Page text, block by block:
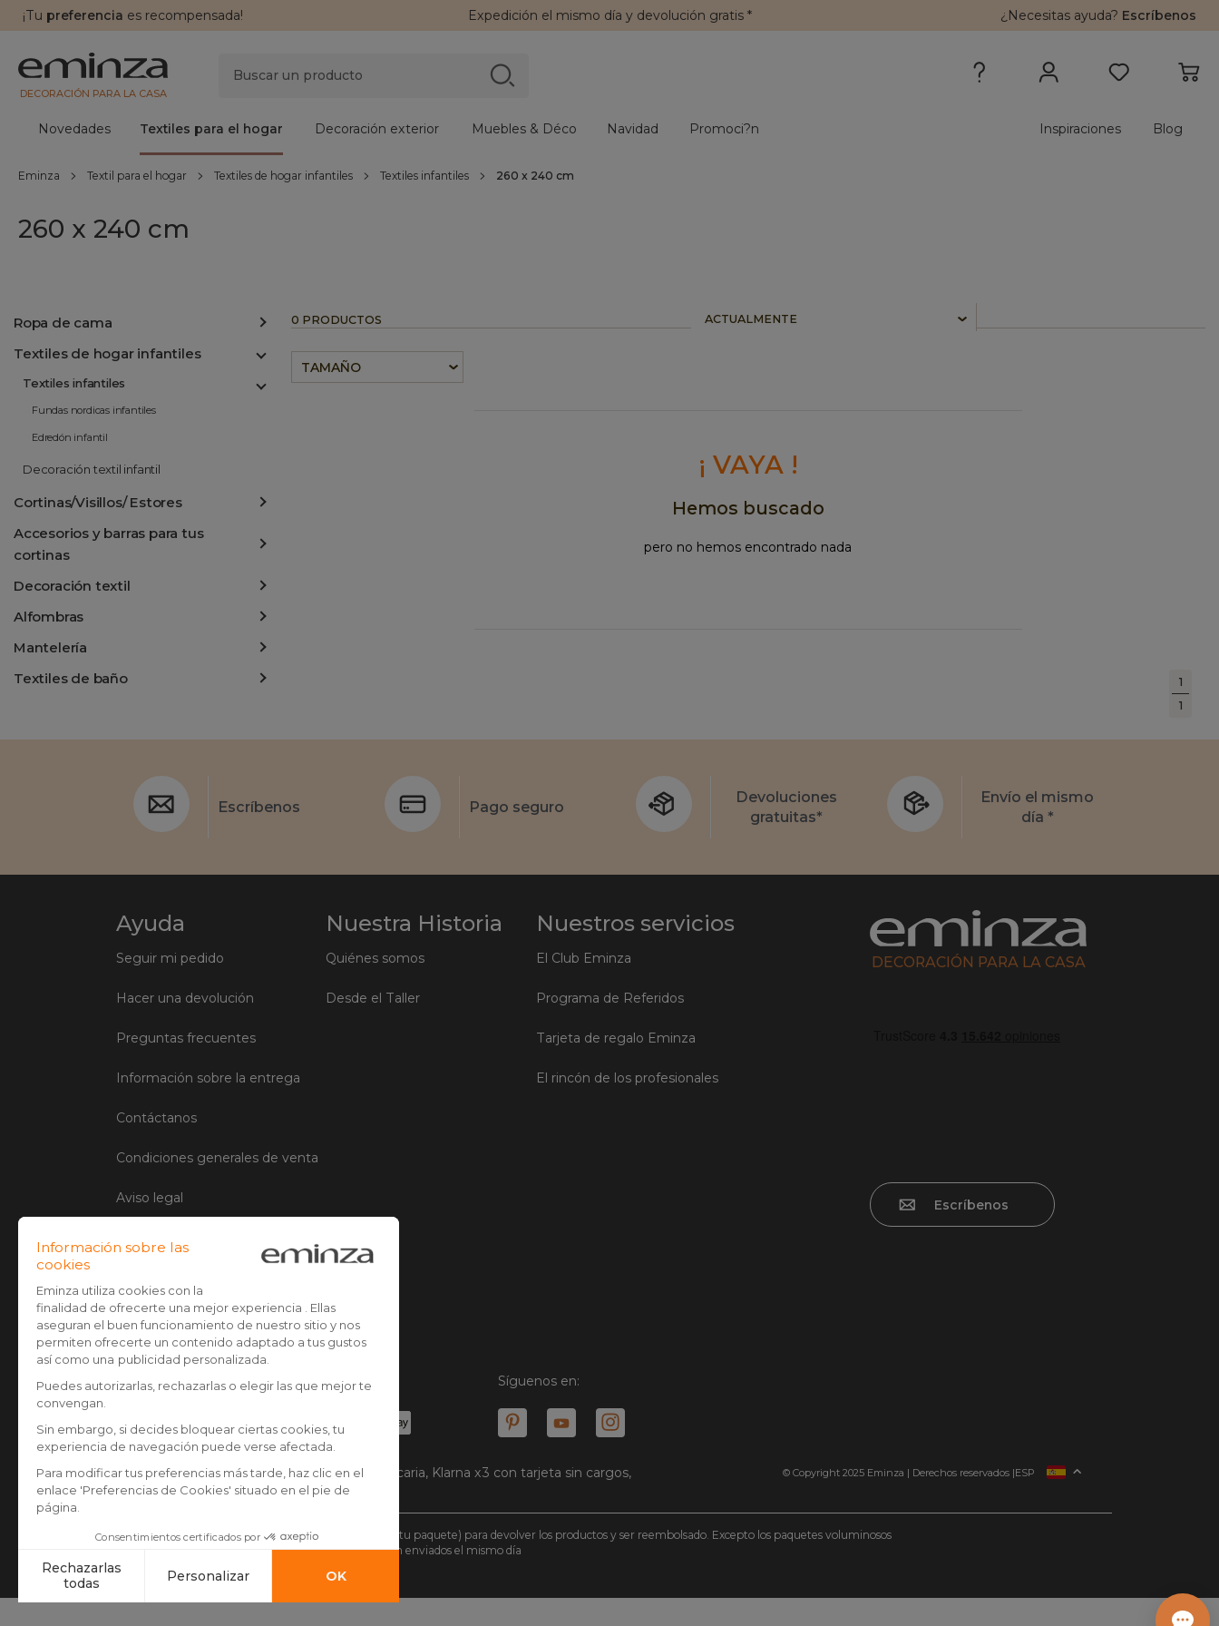
¡Tu preferencia es recompensada! Expedición el mismo día y devolución gratis* ¿Necesitas ayuda? Escríbenos
DECORACIÓN PARA LA CASA
Novedades Textiles para el hogar Decoración exterior Muebles & Déco Navidad Promoci?n Inspiraciones Blog
Eminza Textil para el hogar Textiles de hogar infantiles Textiles infantiles 260 x 240 cm
260 x 240 cm
Ropa de cama
Textiles de hogar infantiles
Textiles infantiles
Fundas nordicas infantiles
Edredón infantil
Decoración textil infantil
Cortinas/Visillos/ Estores
Accesorios y barras para tus
cortinas
Decoración textil
Alfombras
Mantelería
Textiles de baño
0 PRODUCTOS ACTUALMENTE
TAMAÑO
1
1
¡ VAYA !
Hemos buscado
pero no hemos encontrado nada
Escríbenos Pago seguro
Devoluciones
gratuitas*
Envío el mismo
día *
Ayuda
Seguir mi pedido
Hacer una devolución
Preguntas frecuentes
Información sobre la entrega
Contáctanos
Condiciones generales de venta
Aviso legal
Nuestra Historia
Quiénes somos
Desde el Taller
Nuestros servicios
El Club Eminza
Programa de Referidos
Tarjeta de regalo Eminza
El rincón de los profesionales
DECORACIÓN PARA LA CASA
Escríbenos
Pago seguro Síguenos en:
Tarjeta de crédito, Paypal, Transferencia bancaria, Klarna x3 con tarjeta sin cargos,
Google/Apple pay
© Copyright 2025 Eminza | Derechos reservados |
FRANCIA
ESP
* Tienes 30 días (a patir de la recepción o recogida de tu paquete) para devolver los productos y ser reembolsado. Excepto los paquetes voluminosos
** Todos los pedidos realizados antes de las 14:00 h son enviados el mismo día